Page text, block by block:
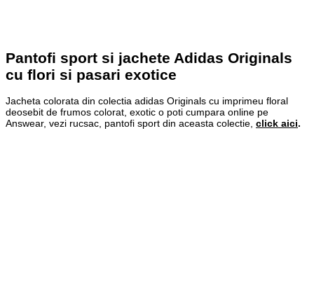
Pantofi sport si jachete Adidas Originals
cu flori si pasari exotice
Jacheta colorata din colectia adidas Originals cu imprimeu floral
deosebit de frumos colorat, exotic o poti cumpara online pe
Answear, vezi rucsac, pantofi sport din aceasta colectie, click aici.